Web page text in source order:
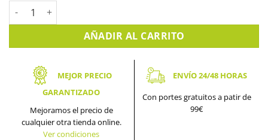
Sensor de movimiento por microondas e infrarrojos AJAX
AÑADIR AL CARRITO
MEJOR PRECIO
GARANTIZADO
Mejoramos el precio de
cualquier otra tienda online.
Ver condiciones
ENVÍO 24/48 HORAS
Con portes gratuitos a patir de
99€